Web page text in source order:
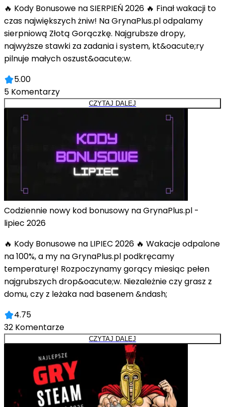
🔥 Kody Bonusowe na SIERPIEŃ 2026 🔥 Finał wakacji to
czas największych żniw! Na GrynaPlus.pl odpalamy
sierpniową Złotą Gorączkę. Najgrubsze dropy,
najwyższe stawki za zadania i system, kt&oacute;ry
pilnuje małych oszust&oacute;w.
5.00
5 Komentarzy
CZYTAJ DALEJ
Codziennie nowy kod bonusowy na GrynaPlus.pl -
lipiec 2026
🔥 Kody Bonusowe na LIPIEC 2026 🔥 Wakacje odpalone
na 100%, a my na GrynaPlus.pl podkręcamy
temperaturę! Rozpoczynamy gorący miesiąc pełen
najgrubszych drop&oacute;w. Niezależnie czy grasz z
domu, czy z leżaka nad basenem &ndash;
4.75
32 Komentarze
CZYTAJ DALEJ